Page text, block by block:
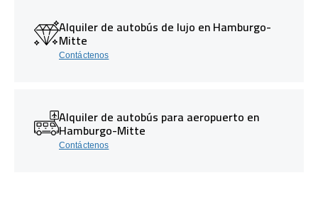
Alquiler de autobús de lujo en Hamburgo-
Mitte
Contáctenos
Alquiler de autobús para aeropuerto en
Hamburgo-Mitte
Contáctenos